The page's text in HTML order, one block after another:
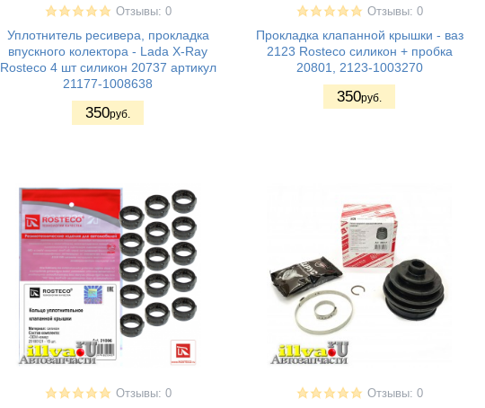
Отзывы: 0
Уплотнитель ресивера, прокладка
впускного колектора - Lada X-Ray
Rosteco 4 шт силикон 20737 артикул
21177-1008638
350руб.
Отзывы: 0
Прокладка клапанной крышки - ваз
2123 Rosteco силикон + пробка
20801, 2123-1003270
350руб.
Отзывы: 0 Отзывы: 0